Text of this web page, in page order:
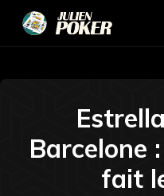
Barcelone
fait